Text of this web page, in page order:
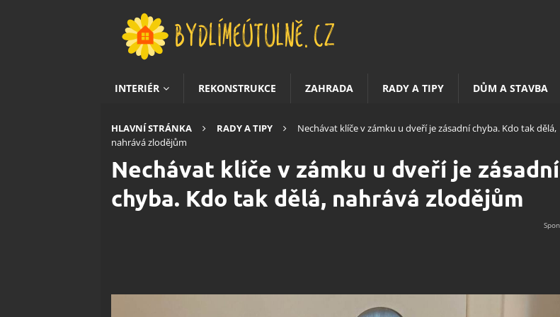
INTERIÉR REKONSTRUKCE ZAHRADA RADY A TIPY DŮM A STAVBA
HLAVNÍ STRÁNKA RADY A TIPY
Nechávat klíče v zámku u dveří je zásadní chyba. Kdo tak dělá,
nahrává zlodějům
Nechávat klíče v zámku u dveří je zásadní
chyba. Kdo tak dělá, nahrává zlodějům